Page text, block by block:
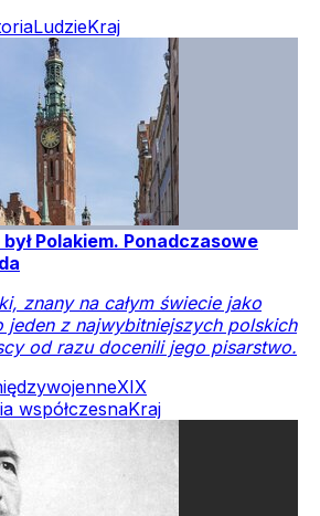
LudzieKraj
Polakiem. Ponadczasowe
znany na całym świecie jako
jeden z najwybitniejszych polskich
od razu docenili jego pisarstwo.
XIX
współczesnaKraj